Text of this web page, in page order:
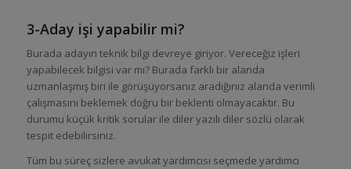
3-Aday işi yapabilir mi?
Burada adayın teknik bilgi devreye giriyor. Vereceğiz işleri
yapabilecek bilgisi var mı? Burada farklı bir alanda
uzmanlaşmış biri ile görüşüyorsanız aradığınız alanda verimli
çalışmasını beklemek doğru bir beklenti olmayacaktır. Bu
durumu küçük kritik sorular ile diler yazılı diler sözlü olarak
tespit edebilirsiniz.
Tüm bu süreç sizlere avukat yardımcısı seçmede yardımcı